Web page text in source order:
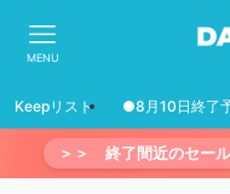
MENU
Keepリスト ●8月10日終了
＞＞ 終了間近のセー